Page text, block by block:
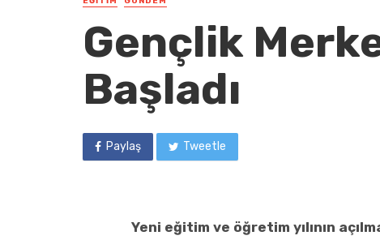
Gençlik
Başladı
Paylaş Tweetle
Yeni eğitim ve öğretim yılının